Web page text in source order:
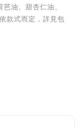
油、甜杏仁油、
款式而定，詳見包